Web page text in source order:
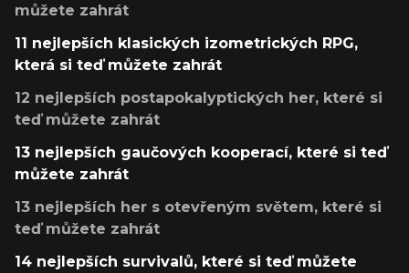
můžete zahrát
11 nejlepších klasických izometrických RPG,
která si teď můžete zahrát
12 nejlepších postapokalyptických her, které si
teď můžete zahrát
13 nejlepších gaučových kooperací, které si teď
můžete zahrát
13 nejlepších her s otevřeným světem, které si
teď můžete zahrát
14 nejlepších survivalů, které si teď můžete